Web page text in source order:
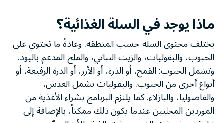
ماذا يوجد في السلة الغذائية؟
يختلف محتوى السلة حسب المنطقة. وعادةً ما تحتوي على
الحبوب، والبقوليات، والزيت النباتي، والملح المدعم باليود.
وتشمل الحبوب: القمح، أو الذرة، أو الأرز، أو الذرة الرفيعة، أو
أنواع أخرى من الحبوب. والبقوليات تشمل العدس،
والفاصوليا، والبازلاء. كما يلتزم البرنامج بشراء الأغذية من
الموردين المحليين عندما يكون ذلك ممكناً، بالإضافة إلى